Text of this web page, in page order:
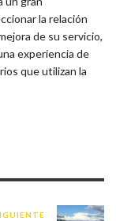
la relación
de su servicio,
experiencia de
que utilizan la